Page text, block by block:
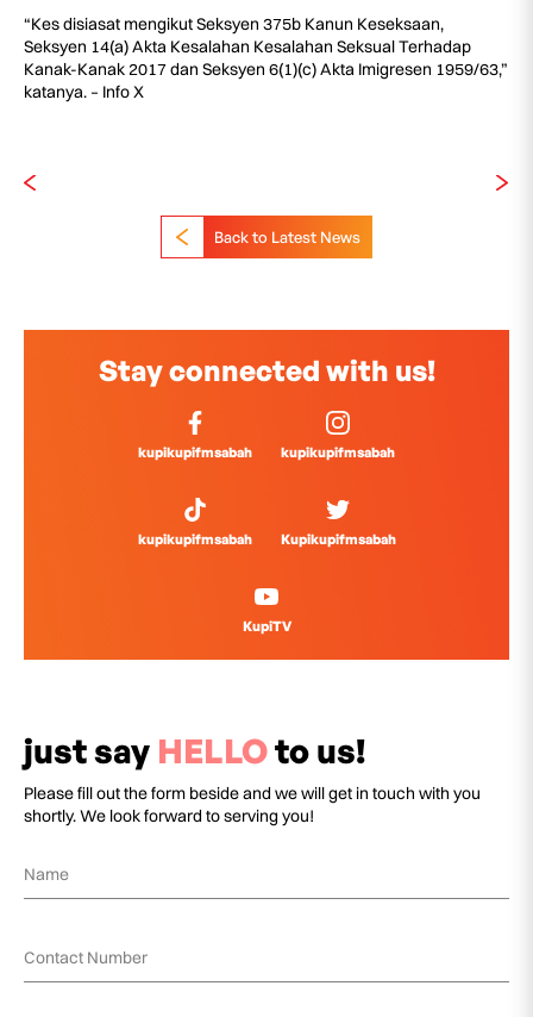
“Kes disiasat mengikut Seksyen 375b Kanun Keseksaan,
Seksyen 14(a) Akta Kesalahan Kesalahan Seksual Terhadap
Kanak-Kanak 2017 dan Seksyen 6(1)(c) Akta Imigresen 1959/63,”
katanya. – Info X
Back to Latest News
Stay connected with us!
kupikupifmsabah kupikupifmsabah
kupikupifmsabah Kupikupifmsabah
KupiTV
just say HELLOto us!
Please fill out the form beside and we will get in touch with you
shortly. We look forward to serving you!